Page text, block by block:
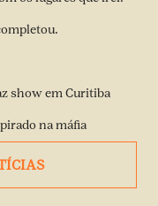
show em Curitiba
na máfia